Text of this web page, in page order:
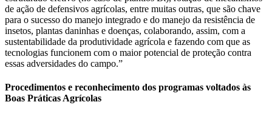
de ação de defensivos agrícolas, entre muitas outras, que são chave
para o sucesso do manejo integrado e do manejo da resistência de
insetos, plantas daninhas e doenças, colaborando, assim, com a
sustentabilidade da produtividade agrícola e fazendo com que as
tecnologias funcionem com o maior potencial de proteção contra
essas adversidades do campo.”
Procedimentos e reconhecimento dos programas voltados às
Boas Práticas Agrícolas